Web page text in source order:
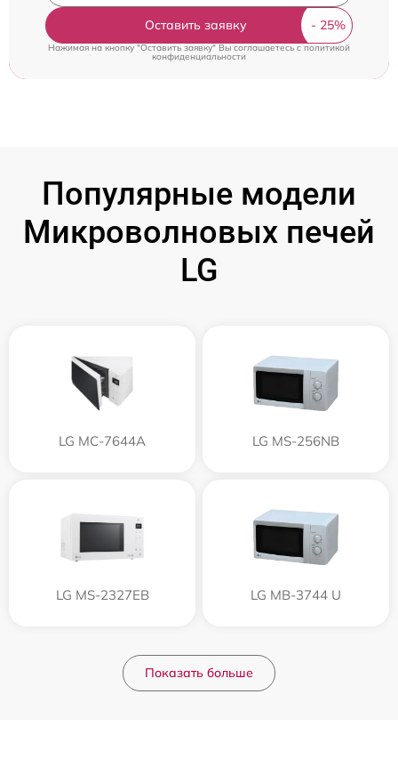
Оставить заявку
Нажимая на кнопку "Оставить заявку" Вы соглашаетесь cполитикой
конфиденциальности
Популярные модели
Микроволновых печей
LG
LG MC-7644A LG MS-256NB
LG MS-2327EB LG MB-3744 U
Показать больше